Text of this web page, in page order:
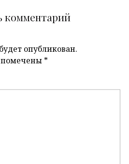
комментарий
опубликован.
помечены *